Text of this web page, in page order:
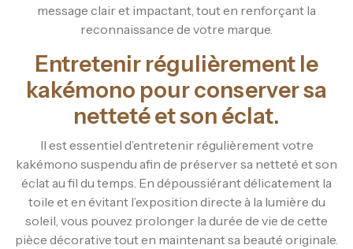
message clair et impactant, tout en renforçant la
reconnaissance de votre marque.
Entretenir régulièrement le
kakémono pour conserver sa
netteté et son éclat.
Il est essentiel d’entretenir régulièrement votre
kakémono suspendu afin de préserver sa netteté et son
éclat au fil du temps. En dépoussiérant délicatement la
toile et en évitant l’exposition directe à la lumière du
soleil, vous pouvez prolonger la durée de vie de cette
pièce décorative tout en maintenant sa beauté originale.